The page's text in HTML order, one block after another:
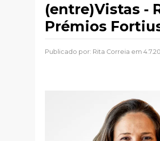
(entre)Vistas -
Prémios
Publicado por: Rita Correia em